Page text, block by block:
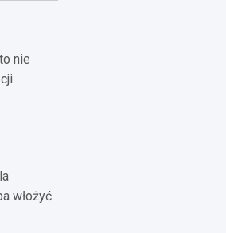
nie
włożyć